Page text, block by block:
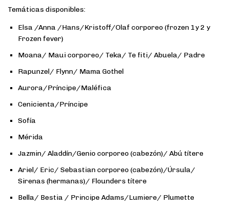
Temáticas disponibles:
Elsa /Anna /Hans/Kristoff/Olaf corporeo (frozen 1y 2 y
Frozen fever)
Moana/ Maui corporeo/ Teka/ Te fiti/ Abuela/ Padre
Rapunzel/ Flynn/ Mama Gothel
Aurora/Príncipe/Maléfica
Cenicienta/Príncipe
Sofía
Mérida
Jazmin/ Aladdín/Genio corporeo (cabezón)/ Abú títere
Ariel/ Eric/ Sebastian corporeo (cabezón)/Úrsula/
Sirenas (hermanas)/ Flounders títere
Bella/ Bestia / Principe Adams/Lumiere/ Plumette